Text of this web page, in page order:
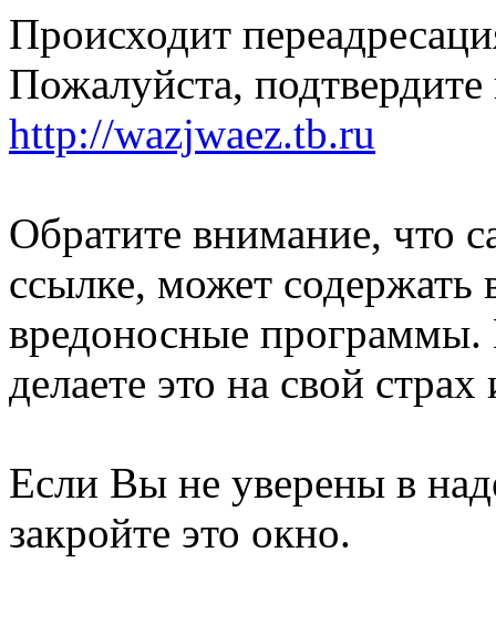
Происходит
Пожалуйста,
http://wazjwaez.tb.ru
Обратите внимание, что
ссылке, может
вредоносные
делаете это на свой страх
Если Вы не уверены в
закройте это окно.